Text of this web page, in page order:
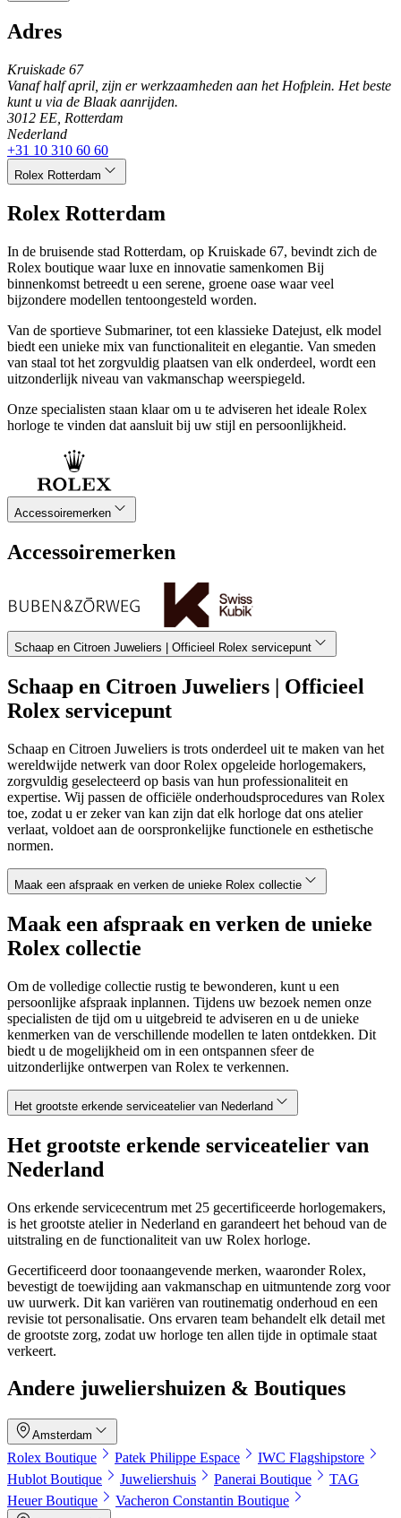
Adres
Kruiskade 67
Vanaf half april, zijn er werkzaamheden aan het Hofplein. Het beste
kunt u via de Blaak aanrijden.
3012 EE, Rotterdam
Nederland
+31 10 310 60 60
Rolex Rotterdam
Rolex Rotterdam
In de bruisende stad Rotterdam, op Kruiskade 67, bevindt zich de
Rolex boutique waar luxe en innovatie samenkomen Bij
binnenkomst betreedt u een serene, groene oase waar veel
bijzondere modellen tentoongesteld worden.
Van de sportieve Submariner, tot een klassieke Datejust, elk model
biedt een unieke mix van functionaliteit en elegantie. Van smeden
van staal tot het zorgvuldig plaatsen van elk onderdeel, wordt een
uitzonderlijk niveau van vakmanschap weerspiegeld.
Onze specialisten staan klaar om u te adviseren het ideale Rolex
horloge te vinden dat aansluit bij uw stijl en persoonlijkheid.
Accessoiremerken
Accessoiremerken
Schaap en Citroen Juweliers | Officieel Rolex servicepunt
Schaap en Citroen Juweliers | Officieel
Rolex servicepunt
Schaap en Citroen Juweliers is trots onderdeel uit te maken van het
wereldwijde netwerk van door Rolex opgeleide horlogemakers,
zorgvuldig geselecteerd op basis van hun professionaliteit en
expertise. Wij passen de officiële onderhoudsprocedures van Rolex
toe, zodat u er zeker van kan zijn dat elk horloge dat ons atelier
verlaat, voldoet aan de oorspronkelijke functionele en esthetische
normen.
Maak een afspraak en verken de unieke Rolex collectie
Maak een afspraak en verken de unieke
Rolex collectie
Om de volledige collectie rustig te bewonderen, kunt u een
persoonlijke afspraak inplannen. Tijdens uw bezoek nemen onze
specialisten de tijd om u uitgebreid te adviseren en u de unieke
kenmerken van de verschillende modellen te laten ontdekken. Dit
biedt u de mogelijkheid om in een ontspannen sfeer de
uitzonderlijke ontwerpen van Rolex te verkennen.
Het grootste erkende serviceatelier van Nederland
Het grootste erkende serviceatelier van
Nederland
Ons erkende servicecentrum met 25 gecertificeerde horlogemakers,
is het grootste atelier in Nederland en garandeert het behoud van de
uitstraling en de functionaliteit van uw Rolex horloge.
Gecertificeerd door toonaangevende merken, waaronder Rolex,
bevestigt de toewijding aan vakmanschap en uitmuntende zorg voor
uw uurwerk. Dit kan variëren van routinematig onderhoud en een
revisie tot personalisatie. Ons ervaren team behandelt elk detail met
de grootste zorg, zodat uw horloge ten allen tijde in optimale staat
verkeert.
Andere juweliershuizen & Boutiques
Amsterdam
Rolex Boutique Patek Philippe Espace
IWC Flagshipstore
Hublot Boutique
Juweliershuis Panerai Boutique
TAG
Heuer Boutique
Vacheron Constantin Boutique